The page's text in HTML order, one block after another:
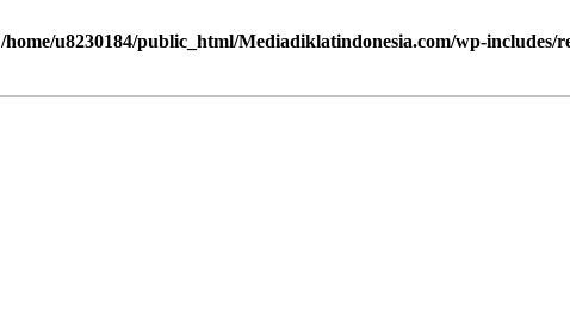
/home/u8230184/public_html/Mediadiklatindonesia.com/wp-